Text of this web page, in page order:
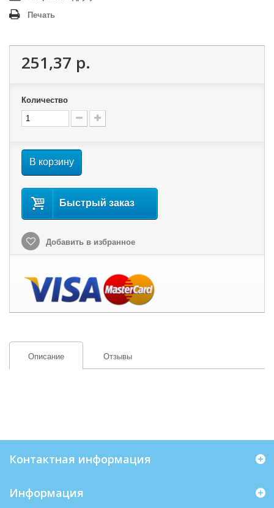
Печать
251,37 р.
Количество
В корзину
Быстрый заказ
Добавить в избранное
Описание Отзывы
Контактная информация
Информация